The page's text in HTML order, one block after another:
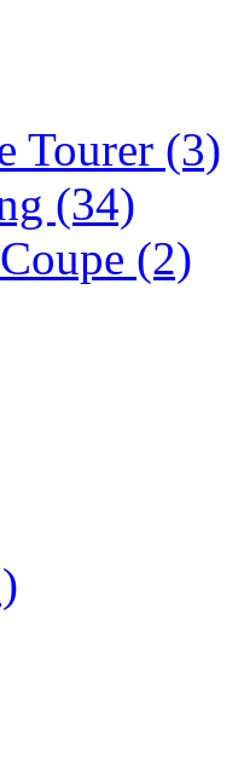
Tourer (3)
(34)
(2)